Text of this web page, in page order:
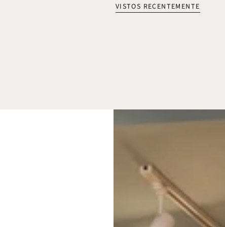
VISTOS RECENTEMENTE